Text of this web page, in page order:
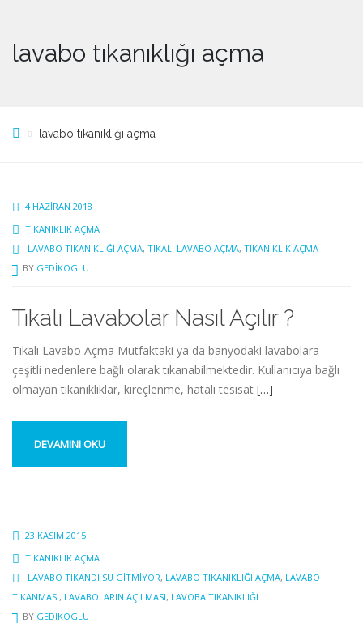
lavabo tıkanıklığı açma
lavabo tıkanıklığı açma
4 HAZIRAN 2018
TIKANIKLIK AÇMA
LAVABO TIKANIKLIĞI AÇMA, TIKALI LAVABO AÇMA, TIKANIKLIK AÇMA
BY GEDIKOGLU
Tıkalı Lavabolar Nasıl Açılır ?
Tıkalı Lavabo Açma Mutfaktaki ya da banyodaki lavabolara
çeşitli nedenlere bağlı olarak tıkanabilmektedir. Kullanıcıya bağlı
olmayan tıkanıklıklar, kireçlenme, hatalı tesisat […]
DEVAMINI OKU
23 KASIM 2015
TIKANIKLIK AÇMA
LAVABO TIKANDI SU GITMIYOR, LAVABO TIKANIKLIĞI AÇMA, LAVABO
TIKANMASI, LAVABOLARIN AÇILMASI, LAVOBA TIKANIKLIĞI
BY GEDIKOGLU